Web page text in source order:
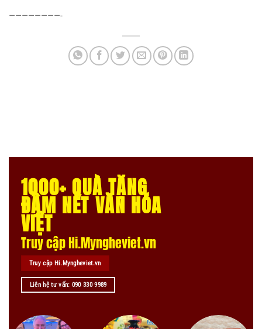
————————-
1000+ QUÀ TẶNG
ĐẬM NÉT VĂN HÓA
VIỆT
Truy cập Hi.Myngheviet.vn
Truy cập Hi.Myngheviet.vn
Liên hệ tư vấn: 090 330 9989